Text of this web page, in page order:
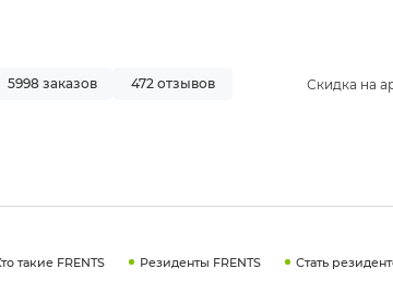
5998 заказов 472 отзывов Скидка на
такие FRENTS Резиденты FRENTS Стать